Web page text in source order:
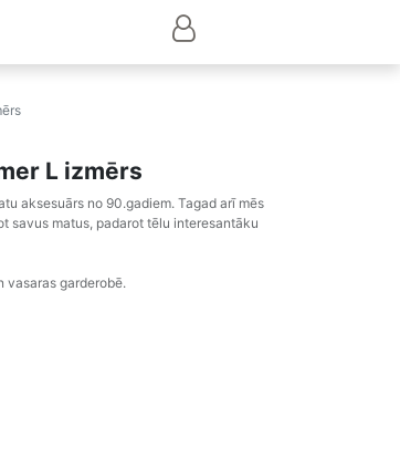
L izmērs
aksesuārs no 90.gadiem. Tagad arī mēs
savus matus, padarot tēlu interesantāku
vasaras garderobē.